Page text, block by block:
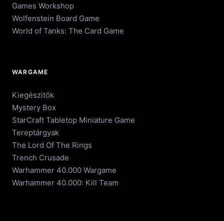
Games Workshop
Wolfenstein Board Game
World of Tanks: The Card Game
WARGAME
Kiegészitők
Mystery Box
StarCraft Tabletop Miniature Game
Tereptárgyak
The Lord Of The Rings
Trench Crusade
Warhammer 40.000 Wargame
Warhammer 40.000: Kill Team